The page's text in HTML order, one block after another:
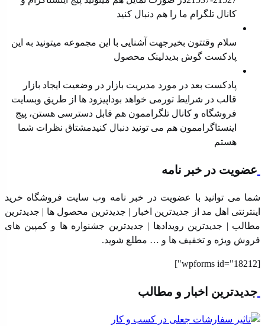
کانال تلگرام ما را هم دنبال کنید
سلام وقتتون بخیرجهت آشنایی با این مجموعه میتونید به این
پادکست گوش بدیدلینک محصول
پادکست بعد در مورد مدیریت بازار در وضعیت ایجاد بازار
قالب در شرایط تورمی خواهد بوداپیزود ها از طریق ⁠⁠وبسایت
فروشگاه⁠⁠ و ⁠⁠کانال تلگراممون⁠⁠ هم قابل دسترسی هستن، ⁠⁠پیج
اینستاگراممون⁠⁠ هم می تونید دنبال کنیدمشتاق نظرات شما
هستم
عضویت در خبر نامه
شما می توانید با عضویت در خبر نامه وب سایت فروشگاه خرید
اینترنتی اهل مد از جدیدترین اخبار | جدیدترین محصول ها | جدیدترین
مطالب | جدیدترین رویدادها | جدیدترین جشنواره ها و کمپین های
فروش ویژه و تخفیف ها و … مطلع شوید.
[wpforms id="18212"]
جدیدترین اخبار و مطالب